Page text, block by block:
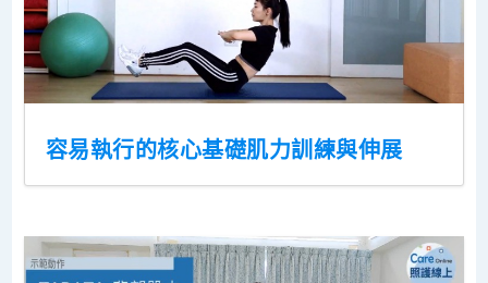
容易執行的核心基礎肌力訓練與伸展